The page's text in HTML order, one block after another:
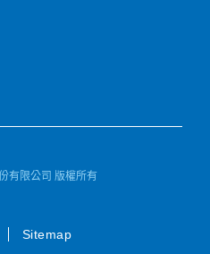
有限公司 版權所有
Sitemap